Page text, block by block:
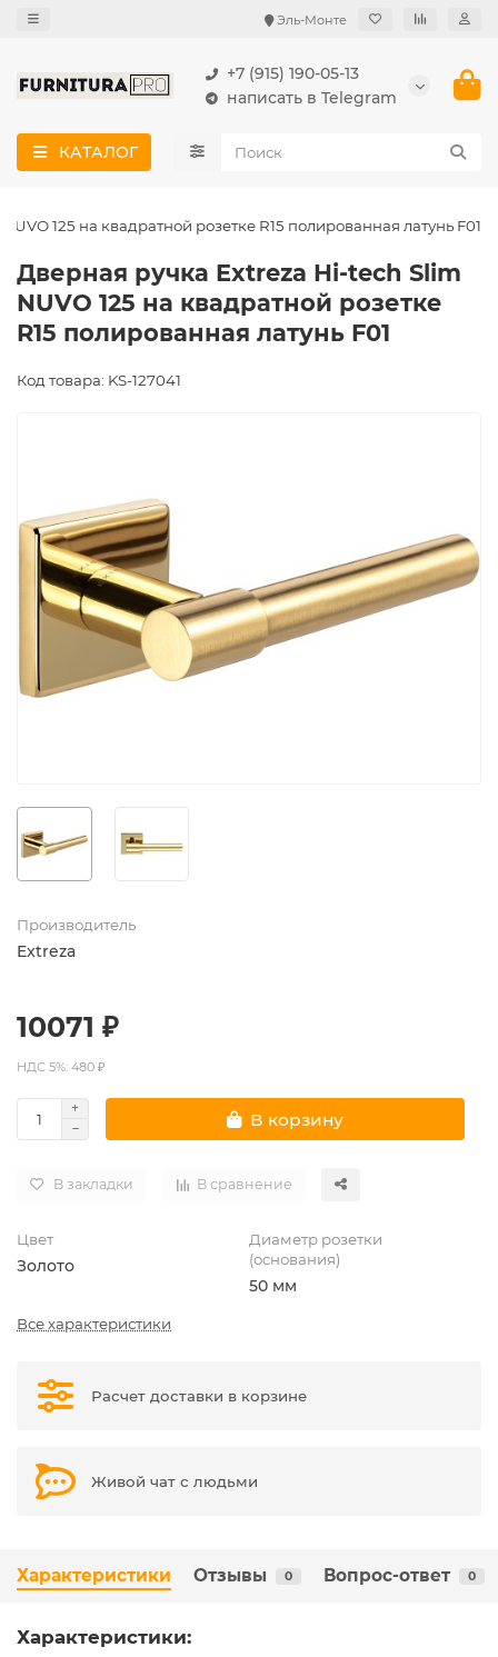
Эль-Монте
+7 (915) 190-05-13
написать в Telegram
КАТАЛОГ
125 на квадратной розетке R15 полированная латунь F01
Дверная ручка Extreza Hi-tech Slim
NUVO 125 на квадратной розетке
R15 полированная латунь F01
Код товара: KS-127041
Производитель
Extreza
10071 ₽
НДС 5%: 480 ₽
В корзину
В закладки В сравнение
Цвет
Золото
Диаметр розетки
(основания)
50 мм
Все характеристики
Расчет доставки в корзине
Живой чат с людьми
Характеристики Отзывы 0 Вопрос-ответ 0
Характеристики: